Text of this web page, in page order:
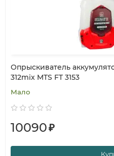
Опрыскиватель
312mix MTS FT 3153
Мало
10090₽